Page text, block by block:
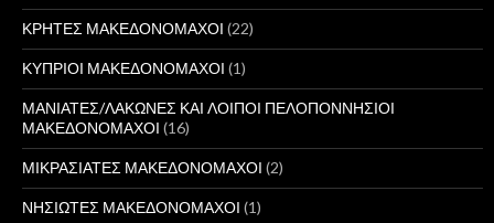
ΚΡΗΤΕΣ ΜΑΚΕΔΟΝΟΜΑΧΟΙ (22)
ΚΥΠΡΙΟΙ ΜΑΚΕΔΟΝΟΜΑΧΟΙ (1)
ΜΑΝΙΑΤΕΣ/ΛΑΚΩΝΕΣ ΚΑΙ ΛΟΙΠΟΙ ΠΕΛΟΠΟΝΝΗΣΙΟΙ
ΜΑΚΕΔΟΝΟΜΑΧΟΙ (16)
ΜΙΚΡΑΣΙΑΤΕΣ ΜΑΚΕΔΟΝΟΜΑΧΟΙ (2)
ΝΗΣΙΩΤΕΣ ΜΑΚΕΔΟΝΟΜΑΧΟΙ (1)